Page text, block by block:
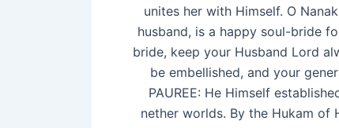
unites her with Himself. O
husband, is a happy soul-bride
bride, keep your Husband Lord
be embellished, and your
PAUREE: He Himself
nether worlds. By the Hukam of